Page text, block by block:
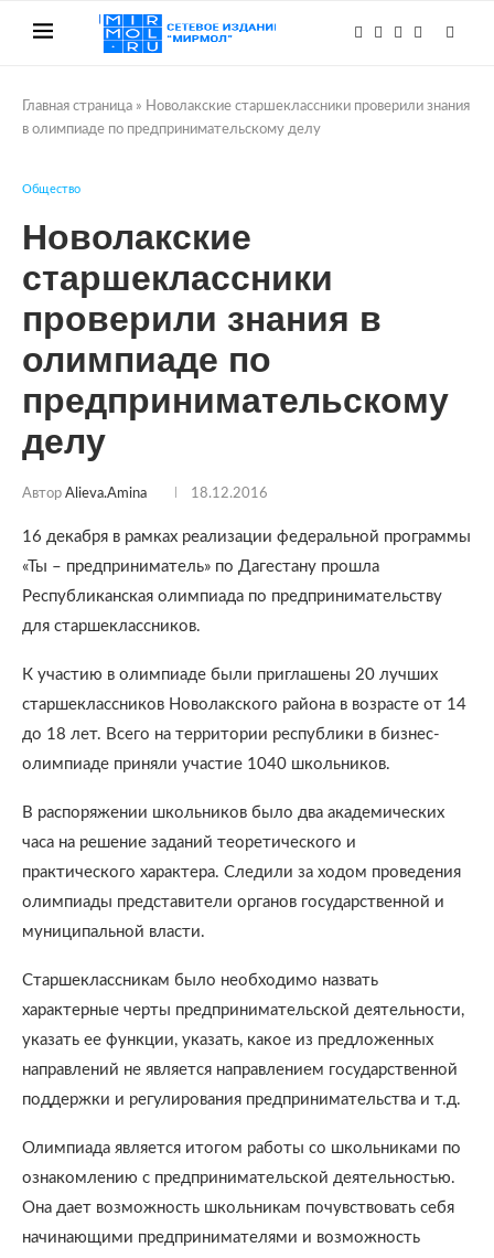
Главная страница » Новолакские старшеклассники проверили знания
в олимпиаде по предпринимательскому делу
Общество
Новолакские
старшеклассники
проверили знания в
олимпиаде по
предпринимательскому
делу
Автор Alieva.amina 18.12.2016
16 декабря в рамках реализации федеральной программы
«Ты – предприниматель» по Дагестану прошла
Республиканская олимпиада по предпринимательству
для старшеклассников.
К участию в олимпиаде были приглашены 20 лучших
старшеклассников Новолакского района в возрасте от 14
до 18 лет. Всего на территории республики в бизнес-
олимпиаде приняли участие 1040 школьников.
В распоряжении школьников было два академических
часа на решение заданий теоретического и
практического характера. Следили за ходом проведения
олимпиады представители органов государственной и
муниципальной власти.
Старшеклассникам было необходимо назвать
характерные черты предпринимательской деятельности,
указать ее функции, указать, какое из предложенных
направлений не является направлением государственной
поддержки и регулирования предпринимательства и т.д.
Олимпиада является итогом работы со школьниками по
ознакомлению с предпринимательской деятельностью.
Она дает возможность школьникам почувствовать себя
начинающими предпринимателями и возможность